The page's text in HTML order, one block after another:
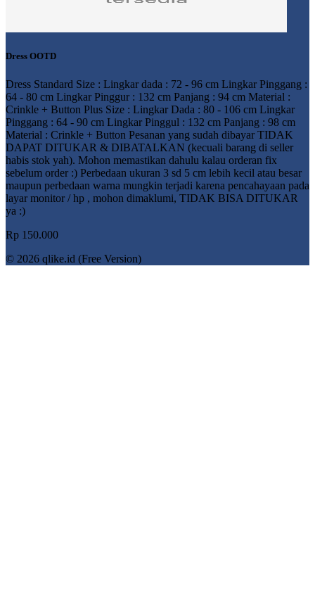
Dress OOTD
Dress Standard Size : Lingkar dada : 72 - 96 cm Lingkar Pinggang :
64 - 80 cm Lingkar Pinggur : 132 cm Panjang : 94 cm Material :
Crinkle + Button Plus Size : Lingkar Dada : 80 - 106 cm Lingkar
Pinggang : 64 - 90 cm Lingkar Pinggul : 132 cm Panjang : 98 cm
Material : Crinkle + Button Pesanan yang sudah dibayar TIDAK
DAPAT DITUKAR & DIBATALKAN (kecuali barang di seller
habis stok yah). Mohon memastikan dahulu kalau orderan fix
sebelum order :) Perbedaan ukuran 3 sd 5 cm lebih kecil atau besar
maupun perbedaan warna mungkin terjadi karena pencahayaan pada
layar monitor / hp , mohon dimaklumi, TIDAK BISA DITUKAR
ya :)
Rp 150.000
© 2026 qlike.id (Free Version)